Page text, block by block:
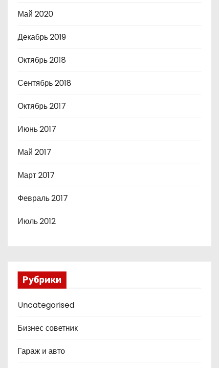
Май 2020
Декабрь 2019
Октябрь 2018
Сентябрь 2018
Октябрь 2017
Июнь 2017
Май 2017
Март 2017
Февраль 2017
Июль 2012
Рубрики
Uncategorised
Бизнес советник
Гараж и авто